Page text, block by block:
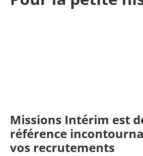
Missions Intérim est
référence
vos recrutements